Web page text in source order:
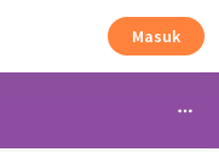
Masuk